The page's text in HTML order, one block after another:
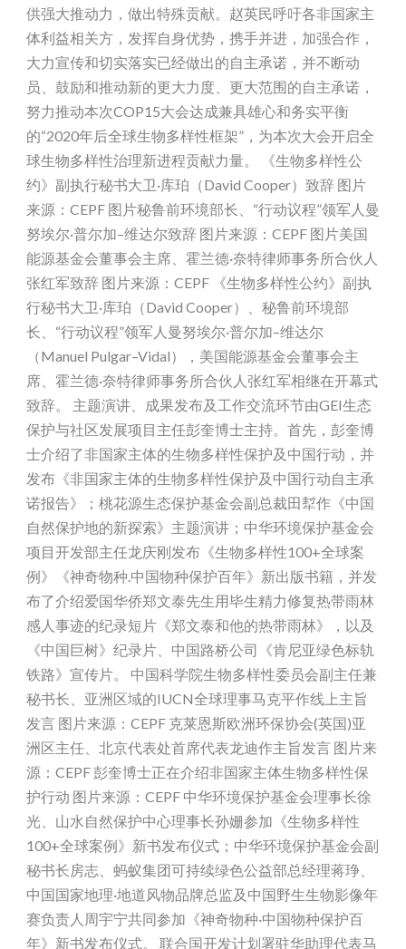
供强大推动力，做出特殊贡献。赵英民呼吁各非国家主
体利益相关方，发挥自身优势，携手并进，加强合作，
大力宣传和切实落实已经做出的自主承诺，并不断动
员、鼓励和推动新的更大力度、更大范围的自主承诺，
努力推动本次COP15大会达成兼具雄心和务实平衡
的“2020年后全球生物多样性框架”，为本次大会开启全
球生物多样性治理新进程贡献力量。 《生物多样性公
约》副执行秘书大卫·库珀（David Cooper）致辞 图片
来源：CEPF 图片秘鲁前环境部长、“行动议程”领军人曼
努埃尔·普尔加–维达尔致辞 图片来源：CEPF 图片美国
能源基金会董事会主席、霍兰德·奈特律师事务所合伙人
张红军致辞 图片来源：CEPF 《生物多样性公约》副执
行秘书大卫·库珀（David Cooper）、秘鲁前环境部
长、“行动议程”领军人曼努埃尔·普尔加–维达尔
（Manuel Pulgar–Vidal），美国能源基金会董事会主
席、霍兰德·奈特律师事务所合伙人张红军相继在开幕式
致辞。 主题演讲、成果发布及工作交流环节由GEI生态
保护与社区发展项目主任彭奎博士主持。首先，彭奎博
士介绍了非国家主体的生物多样性保护及中国行动，并
发布《非国家主体的生物多样性保护及中国行动自主承
诺报告》；桃花源生态保护基金会副总裁田犎作《中国
自然保护地的新探索》主题演讲；中华环境保护基金会
项目开发部主任龙庆刚发布《生物多样性100+全球案
例》《神奇物种.中国物种保护百年》新出版书籍，并发
布了介绍爱国华侨郑文泰先生用毕生精力修复热带雨林
感人事迹的纪录短片《郑文泰和他的热带雨林》，以及
《中国巨树》纪录片、中国路桥公司《肯尼亚绿色标轨
铁路》宣传片。 中国科学院生物多样性委员会副主任兼
秘书长、亚洲区域的IUCN全球理事马克平作线上主旨
发言 图片来源：CEPF 克莱恩斯欧洲环保协会(英国)亚
洲区主任、北京代表处首席代表龙迪作主旨发言 图片来
源：CEPF 彭奎博士正在介绍非国家主体生物多样性保
护行动 图片来源：CEPF 中华环境保护基金会理事长徐
光、山水自然保护中心理事长孙姗参加《生物多样性
100+全球案例》新书发布仪式；中华环境保护基金会副
秘书长房志、蚂蚁集团可持续绿色公益部总经理蒋琤、
中国国家地理·地道风物品牌总监及中国野生生物影像年
赛负责人周宇宁共同参加《神奇物种·中国物种保护百
年》新书发布仪式。 联合国开发计划署驻华助理代表马